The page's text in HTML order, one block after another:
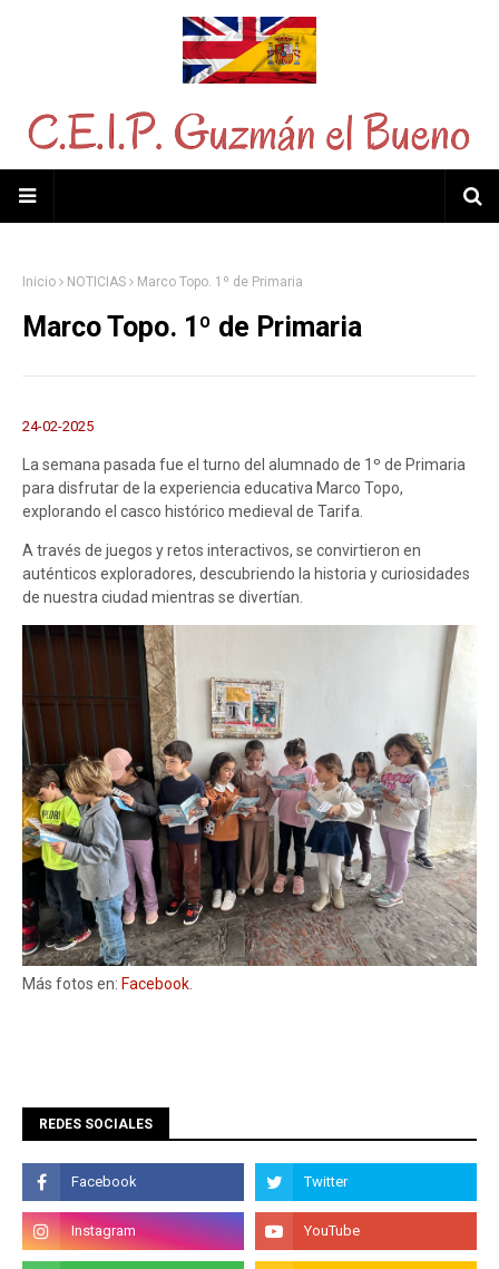
Inicio NOTICIAS Marco Topo. 1º de Primaria
Marco Topo. 1º de Primaria
24-02-2025
La semana pasada fue el turno del alumnado de 1º de Primaria
para disfrutar de la experiencia educativa Marco Topo,
explorando el casco histórico medieval de Tarifa.
A través de juegos y retos interactivos, se convirtieron en
auténticos exploradores, descubriendo la historia y curiosidades
de nuestra ciudad mientras se divertían.
Más fotos en: Facebook.
REDES SOCIALES